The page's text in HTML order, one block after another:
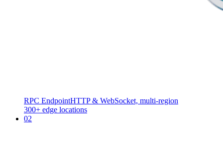
RPC EndpointHTTP & WebSocket, multi-region
300+ edge locations
02